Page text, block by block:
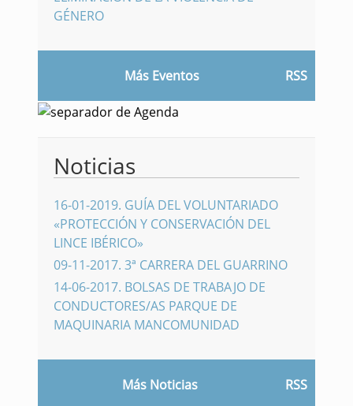
GÉNERO
Más Eventos RSS
Noticias
16-01-2019. GUÍA DEL VOLUNTARIADO
«PROTECCIÓN Y CONSERVACIÓN DEL
LINCE IBÉRICO»
09-11-2017. 3ª CARRERA DEL GUARRINO
14-06-2017. BOLSAS DE TRABAJO DE
CONDUCTORES/AS PARQUE DE
MAQUINARIA MANCOMUNIDAD
Más Noticias RSS